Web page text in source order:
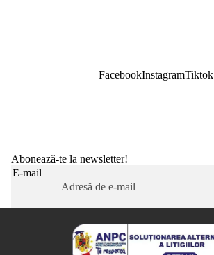
FacebookInstagramTiktok
Abonează-te la newsletter!
E-mail